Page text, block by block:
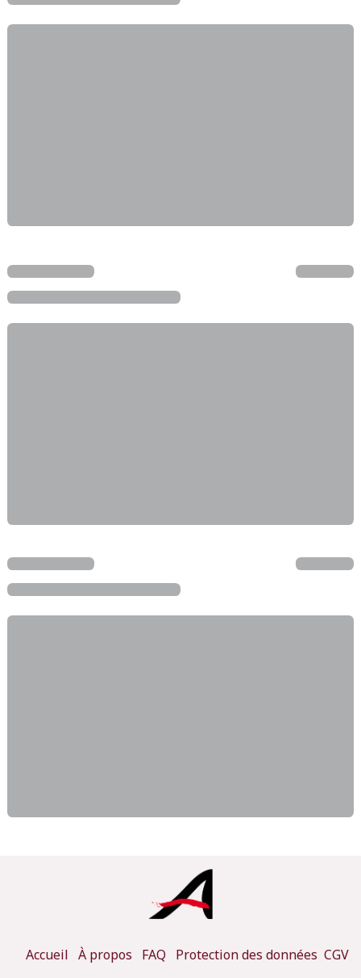
Accueil À propos FAQ Protection des données CGV